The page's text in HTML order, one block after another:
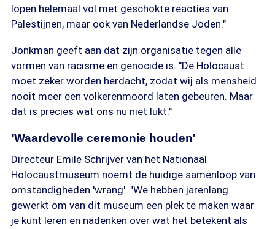
lopen helemaal vol met geschokte reacties van
Palestijnen, maar ook van Nederlandse Joden."
Jonkman geeft aan dat zijn organisatie tegen alle
vormen van racisme en genocide is. "De Holocaust
moet zeker worden herdacht, zodat wij als mensheid
nooit meer een volkerenmoord laten gebeuren. Maar
dat is precies wat ons nu niet lukt."
'Waardevolle ceremonie houden'
Directeur Emile Schrijver van het Nationaal
Holocaustmuseum noemt de huidige samenloop van
omstandigheden 'wrang'. "We hebben jarenlang
gewerkt om van dit museum een plek te maken waar
je kunt leren en nadenken over wat het betekent als